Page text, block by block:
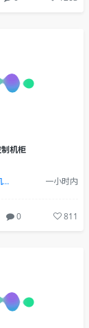
机柜
杭州大型机床设备工业设计 一小时内
0 811